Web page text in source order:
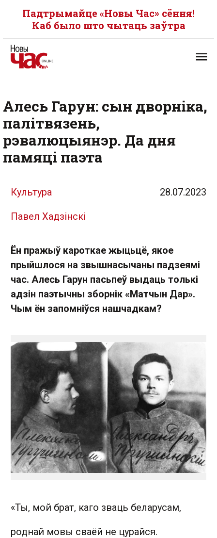
Падтрымайце «Новы Час» сёння!
Каб было што чытаць заўтра
Алесь Гарун: сын дворніка,
палітвязень,
рэвалюцыянэр. Да дня
памяці паэта
Культура 28.07.2023
Павел Хадзінскі
Ён пражыў кароткае жыцьцё, якое
прыйшлося на звышнасычаны падзеямі
час. Алесь Гарун пасьпеў выдаць толькі
адзін паэтычны зборнік «Матчын Дар».
Чым ён запомніўся нашчадкам?
«Ты, мой брат, каго зваць беларусам,
роднай мовы сваёй не цурайся.